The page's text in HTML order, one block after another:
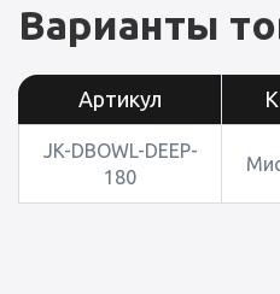
Варианты
Артикул
JK-DBOWL-DEEP-
180